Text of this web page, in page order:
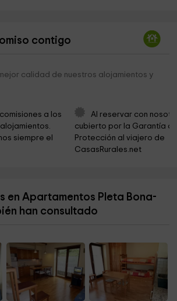
1,3 km
de Boí
de Boí
4,2 km
De Boi 4,8 km
contigo
calidad de nuestros alojamientos y
a los
siempre el
Al reservar con
cubierto por la Garantía
Protección al viajero de
CasasRurales.net
en Apartamentos Pleta Bona-
han consultado